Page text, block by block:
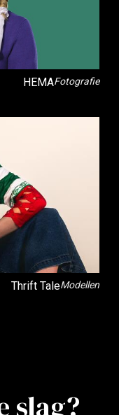
HEMAFotografie
Thrift TaleModellen
slag?